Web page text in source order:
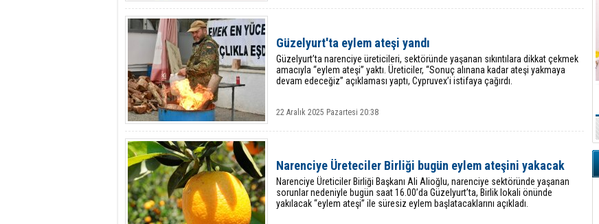
Güzelyurt'ta eylem ateşi yandı
Güzelyurt’ta narenciye üreticileri, sektöründe yaşanan sıkıntılara dikkat çekmek
amacıyla “eylem ateşi” yaktı. Üreticiler, “Sonuç alınana kadar ateşi yakmaya
devam edeceğiz” açıklaması yaptı, Cypruvex’i istifaya çağırdı.
22 Aralık 2025 Pazartesi 20:38
Narenciye Üreteciler Birliği bugün eylem ateşini yakacak
Narenciye Üreticiler Birliği Başkanı Ali Alioğlu, narenciye sektöründe yaşanan
sorunlar nedeniyle bugün saat 16.00’da Güzelyurt’ta, Birlik lokali önünde
yakılacak “eylem ateşi” ile süresiz eylem başlatacaklarını açıkladı.